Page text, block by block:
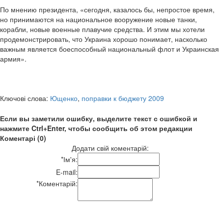
По мнению президента, «сегодня, казалось бы, непростое время,
но принимаются на национальное вооружение новые танки,
корабли, новые военные плавучие средства. И этим мы хотели
продемонстрировать, что Украина хорошо понимает, насколько
важным является боеспособный национальный флот и Украинская
армия».
Ключові слова: Ющенко, поправки к бюджету 2009
Если вы заметили ошибку, выделите текст с ошибкой и
нажмите Ctrl+Enter, чтобы сообщить об этом редакции
Коментарі (0)
Додати свій коментарій:
*Ім'я:
E-mail:
*Коментарій: